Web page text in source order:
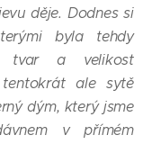
děje. Dodnes si
byla tehdy
tvar a velikost
tentokrát ale sytě
dým, který jsme
v přímém